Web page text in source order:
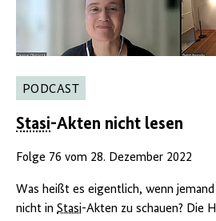
PODCAST
Stasi-Akten nicht lesen
Folge 76 vom 28. Dezember 2022
Was heißt es eigentlich, wenn
nicht in Stasi-Akten zu schauen? Die